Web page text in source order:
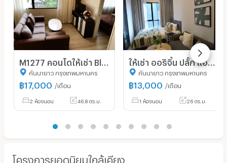
คันนายาว กรุงเทพมหานคร
฿17,000 /เดือน
2 ห้องนอน 46.8 ตร.ม.
ให้เช่า ออริจิ้น ปลั๊ก แอนด์ เพลย์ รามอินทรา ชั้น 4
คันนายาว กรุงเทพมหานคร
฿13,000 /เดือน
1 ห้องนอน 26 ตร.ม.
โครงการยอดนิยมใกล้เคียง